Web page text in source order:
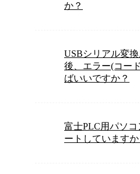
か？
USBシリアル変
後、エラー(コー
ばいいですか？
富士PLC用パソコ
ートしていますか